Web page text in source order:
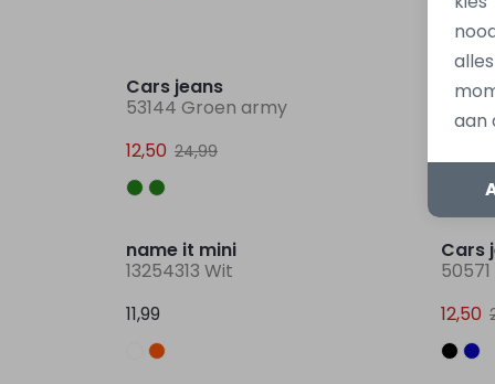
Cars jeans
53144 Groen army
12,50 24,99
no
name it mini
13254313 Wit
11,99
Cars
12,50
aan